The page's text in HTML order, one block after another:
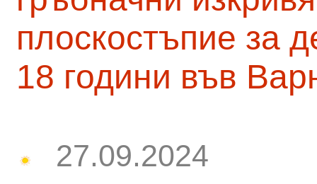
плоскостъпие за
18 години във
27.09.2024